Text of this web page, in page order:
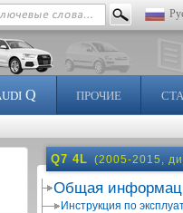
Q ПРОЧИЕ
Q7 4L (2005-2015,
Общая
Инструкция по